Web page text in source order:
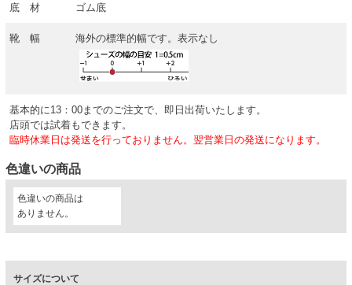
底 材 ゴム底
靴 幅 海外の標準的幅です。表示なし
基本的に13：00までのご注文で、即日出荷いたします。
店頭では試着もできます。
臨時休業日は発送を行っておりません。翌営業日の発送になります。
色違いの商品
色違いの商品は
ありません。
サイズについて